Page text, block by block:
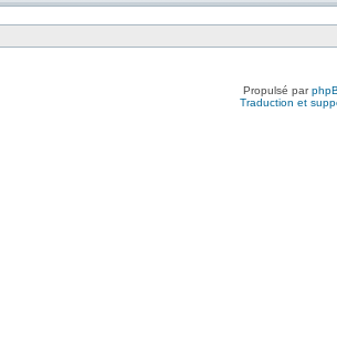
Propulsé par
Traduction et